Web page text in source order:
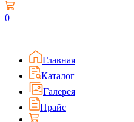
0
Главная
Каталог
Галерея
Прайс